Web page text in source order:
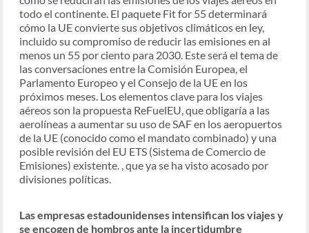
todo el continente. El paquete Fit for 55 determinará
cómo la UE convierte sus objetivos climáticos en ley,
incluido su compromiso de reducir las emisiones en al
menos un 55 por ciento para 2030. Este será el tema de
las conversaciones entre la Comisión Europea, el
Parlamento Europeo y el Consejo de la UE en los
próximos meses. Los elementos clave para los viajes
aéreos son la propuesta ReFuelEU, que obligaría a las
aerolíneas a aumentar su uso de SAF en los aeropuertos
de la UE (conocido como el mandato combinado) y una
posible revisión del EU ETS (Sistema de Comercio de
Emisiones) existente. , que ya se ha visto acosado por
divisiones políticas.
Las empresas estadounidenses intensifican los viajes y
se encogen de hombros ante la incertidumbre